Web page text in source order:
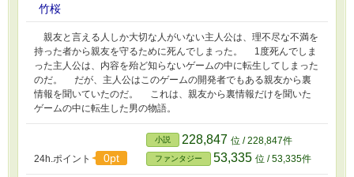
竹桜
親友と言える人しか大切な人がいない主人公は、理不尽な不満を
持った者から親友を守るために死んでしまった。 1度死んでしま
った主人公は、内容を殆ど知らないゲームの中に転生してしまった
のだ。 だが、主人公はこのゲームの開発者でもある親友から裏
情報を聞いていたのだ。 これは、親友から裏情報だけを聞いた
ゲームの中に転生した男の物語。
24h.ポイント 0pt
小説 228,847 位 / 228,847件
ファンタジー 53,335 位 / 53,335件